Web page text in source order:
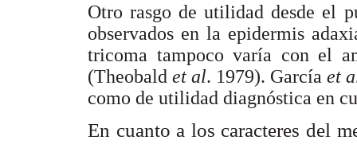
Otro rasgo de utilidad desde el
observados en la epidermis
tricoma tampoco varía con el
(Theobald et al. 1979). García et
como de utilidad diagnóstica en
En cuanto a los caracteres del